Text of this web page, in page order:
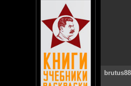
brutus88